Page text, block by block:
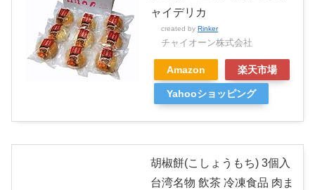
ャイデリカ
created by Rinker
チャイオーン株式会社
Amazon 楽天市場
Yahooショッピング
胡椒餅(こしょうもち) 3個入
台湾名物 飲茶 冷凍食品 肉ま